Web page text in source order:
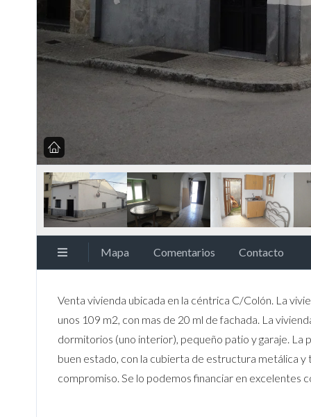
Mapa Comentarios Contacto
Venta vivienda ubicada en la céntrica C/Colón. La
unos 109 m2, con mas de 20 ml de fachada. La
dormitorios (uno interior), pequeño patio y garaje.
buen estado, con la cubierta de estructura metálica
compromiso. Se lo podemos financiar en excelentes